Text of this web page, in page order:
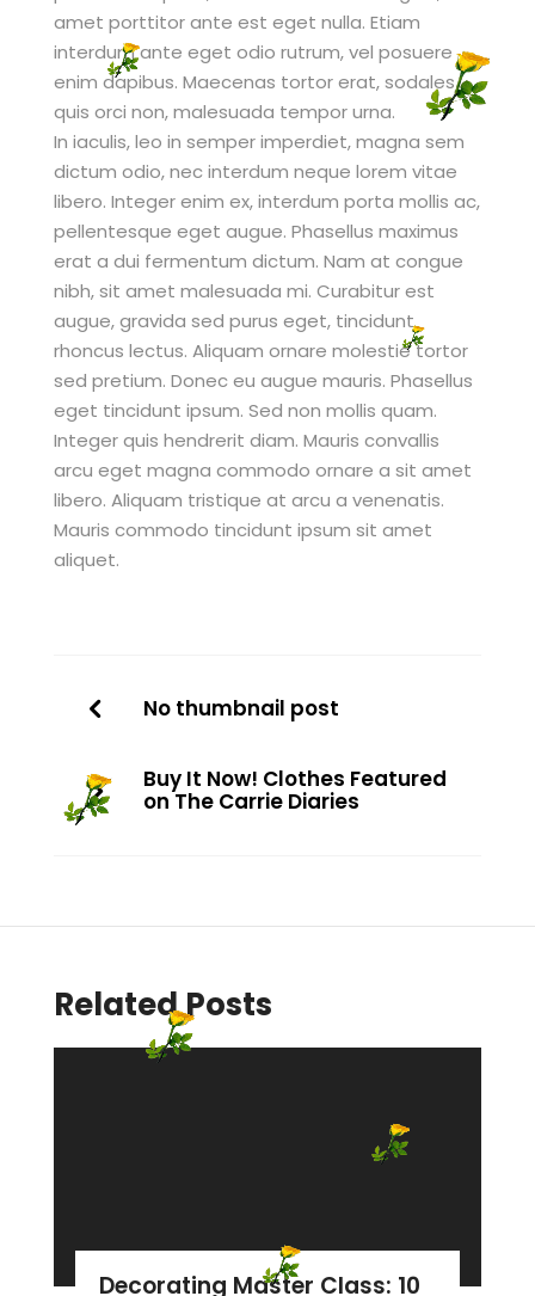
amet porttitor ante est eget nulla. Etiam
interdum ante eget odio rutrum, vel posuere
enim dapibus. Maecenas tortor erat, sodales
quis orci non, malesuada tempor urna.
In iaculis, leo in semper imperdiet, magna sem
dictum odio, nec interdum neque lorem vitae
libero. Integer enim ex, interdum porta mollis ac,
pellentesque eget augue. Phasellus maximus
erat a dui fermentum dictum. Nam at congue
nibh, sit amet malesuada mi. Curabitur est
augue, gravida sed purus eget, tincidunt
rhoncus lectus. Aliquam ornare molestie tortor
sed pretium. Donec eu augue mauris. Phasellus
eget tincidunt ipsum. Sed non mollis quam.
Integer quis hendrerit diam. Mauris convallis
arcu eget magna commodo ornare a sit amet
libero. Aliquam tristique at arcu a venenatis.
Mauris commodo tincidunt ipsum sit amet
aliquet.
No thumbnail post
Buy It Now! Clothes Featured
on The Carrie Diaries
Related Posts
Decorating Master Class: 10